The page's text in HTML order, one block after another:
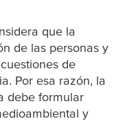
que la
de las personas y
de
Por esa razón, la
debe formular
y